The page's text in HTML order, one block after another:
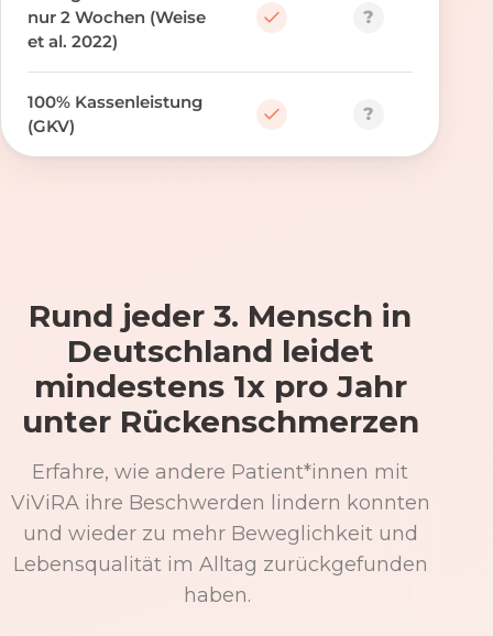
nur 2 Wochen (Weise
et al. 2022)
?
100% Kassenleistung
(GKV)
?
Rund jeder 3. Mensch in
Deutschland leidet
mindestens 1x pro Jahr
unter Rückenschmerzen
Erfahre, wie andere Patient*innen mit
ViViRA ihre Beschwerden lindern konnten
und wieder zu mehr Beweglichkeit und
Lebensqualität im Alltag zurückgefunden
haben.